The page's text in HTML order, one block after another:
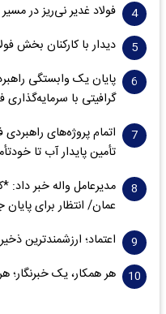
فولاد غدیر نی‌ریز در
دیدار با کارکنان بخش
پایان یک وابستگی
گرافیتی با سرمایه‌گذاری
تأمین پایدار آب تا
مدیرعامل واله خبر
عمان/ انتظار برای
اعتماد؛ ارزشمندترین
هر همکار، یک خبرنگار؛